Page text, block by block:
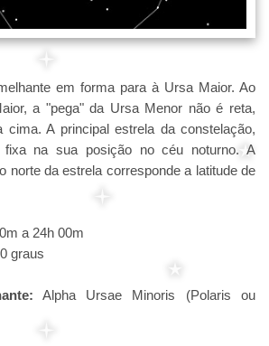
em forma para à Ursa Maior. Ao
a "pega" da Ursa Menor não é reta,
cima. A principal estrela da constelação,
fixa na sua posição no céu noturno. A
norte da estrela corresponde a latitude de
a 24h 00m
graus
Alpha Ursae Minoris (Polaris ou